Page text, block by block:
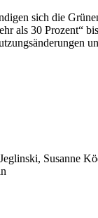
sich die
als 30 Prozent“
Susanne